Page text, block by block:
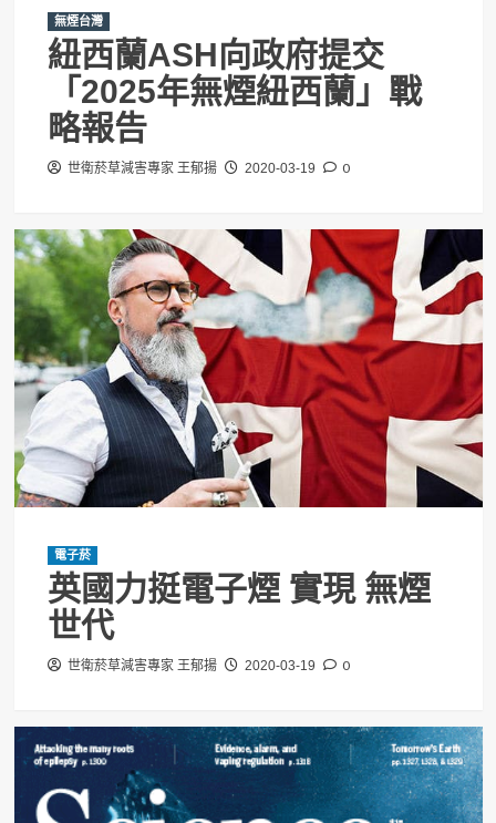
無煙台灣
紐西蘭ASH向政府提交
「2025年無煙紐西蘭」戰
略報告
世衛菸草減害專家 王郁揚 2020-03-19 0
電子菸
英國力挺電子煙 實現 無煙
世代
世衛菸草減害專家 王郁揚 2020-03-19 0